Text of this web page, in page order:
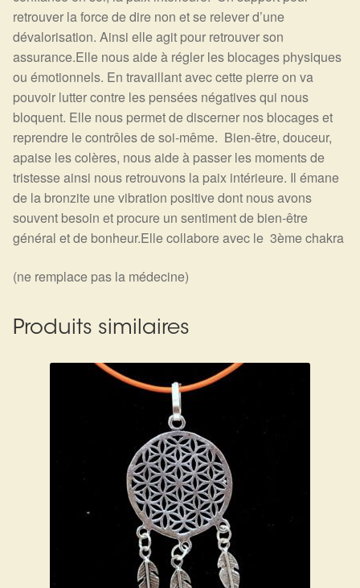
retrouver la force de dire non et se relever d’une
dévalorisation. Ainsi elle agit pour retrouver son
assurance.Elle nous aide à régler les blocages physiques
ou émotionnels. En travaillant avec cette pierre on va
pouvoir lutter contre les pensées négatives qui nous
bloquent. Elle nous permet de discerner nos blocages et
reprendre le contrôles de soi-même. Bien-être, douceur,
apaise les colères, nous aide à passer les moments de
tristesse ainsi nous retrouvons la paix intérieure. Il émane
de la bronzite une vibration positive dont nous avons
souvent besoin et procure un sentiment de bien-être
général et de bonheur.Elle collabore avec le 3ème chakra
(ne remplace pas la médecine)
Produits similaires